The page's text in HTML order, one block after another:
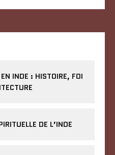
INDE : HISTOIRE, FOI
DE L’INDE